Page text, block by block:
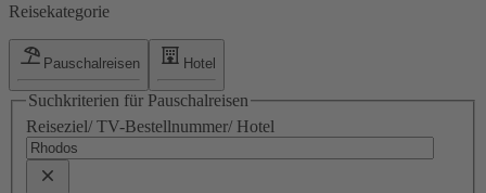
Reisekategorie
Pauschalreisen Hotel
Suchkriterien für Pauschalreisen
Reiseziel/ TV-Bestellnummer/ Hotel